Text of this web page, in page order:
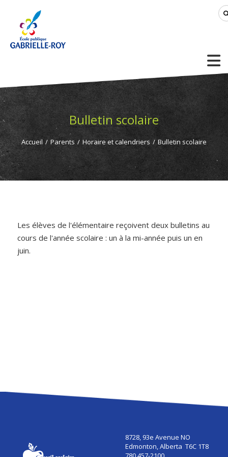
Bulletin scolaire
Accueil / Parents / Horaire et calendriers / Bulletin scolaire
Les élèves de l'élémentaire reçoivent deux bulletins au
cours de l'année scolaire : un à la mi-année puis un en
juin.
8728, 93e Avenue NO
Edmonton, Alberta T6C 1T8